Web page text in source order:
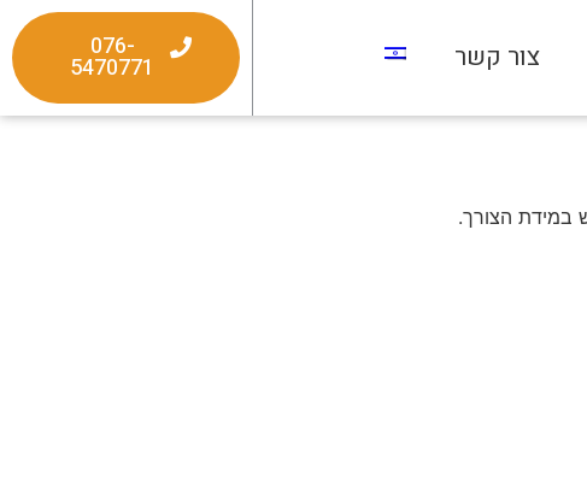
צור קשר 076-
5470771